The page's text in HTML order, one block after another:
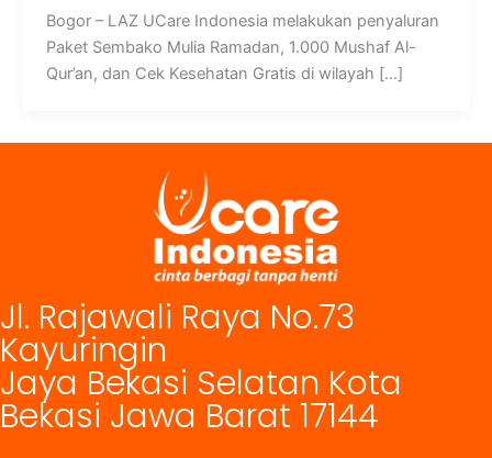
Bogor – LAZ UCare Indonesia melakukan penyaluran
Paket Sembako Mulia Ramadan, 1.000 Mushaf Al-
Qur’an, dan Cek Kesehatan Gratis di wilayah […]
Jl. Rajawali Raya No.73
Kayuringin
Jaya Bekasi Selatan Kota
Bekasi Jawa Barat 17144